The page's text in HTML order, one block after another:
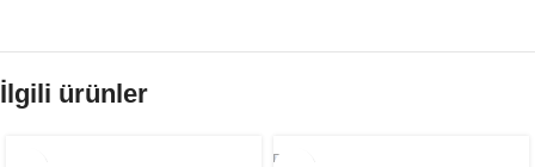
İlgili ürünler